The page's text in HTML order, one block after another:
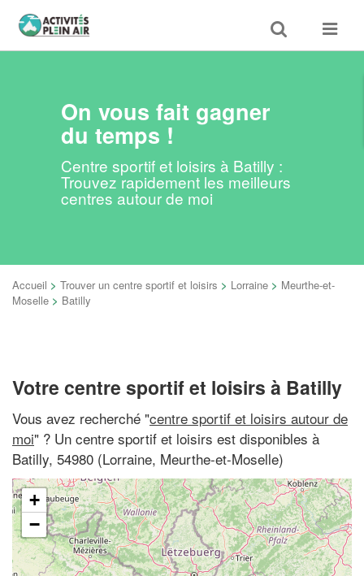
Toggle
search
Toggle
On vous fait gagner
du temps !
Centre sportif et loisirs à Batilly :
Trouvez rapidement les meilleurs
centres autour de moi
Accueil > Trouver un centre sportif et loisirs > Lorraine > Meurthe-et-
Moselle > Batilly
Votre centre sportif et loisirs à Batilly
Vous avez recherché "centre sportif et loisirs autour de
moi" ? Un centre sportif et loisirs est disponibles à
Batilly, 54980 (Lorraine, Meurthe-et-Moselle)
+
−